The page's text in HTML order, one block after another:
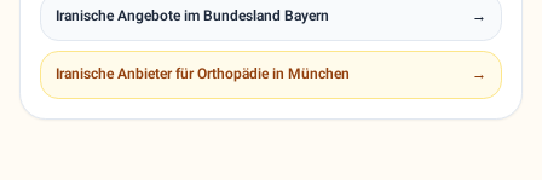
Iranische Angebote im Bundesland Bayern →
Iranische Anbieter für Orthopädie in München →